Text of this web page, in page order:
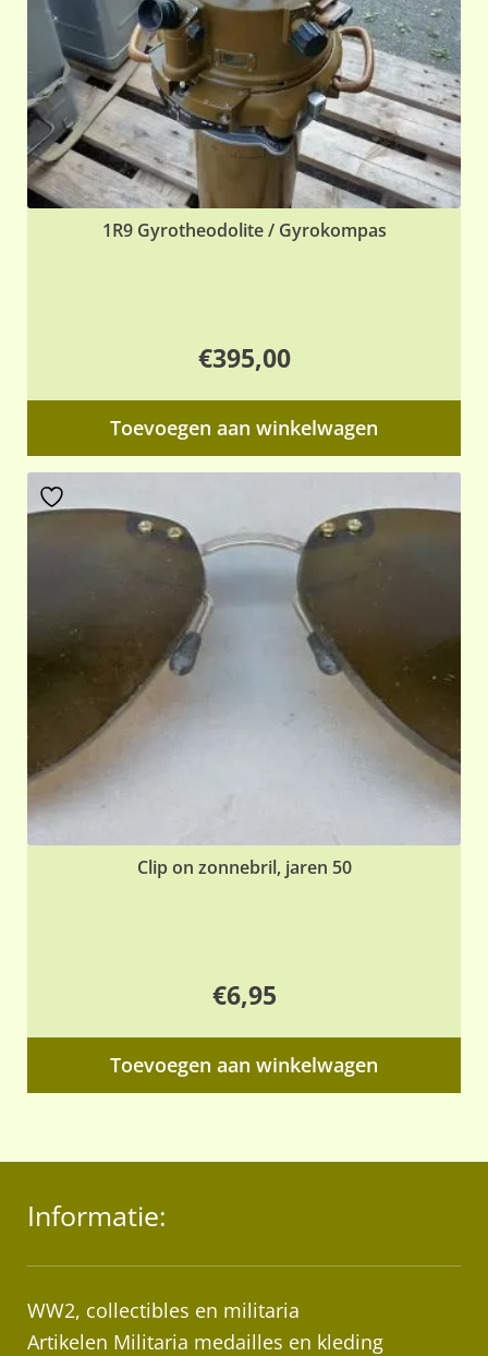
1R9 Gyrotheodolite / Gyrokompas
€395,00
Toevoegen aan winkelwagen
Clip on zonnebril, jaren 50
€6,95
Toevoegen aan winkelwagen
Informatie:
WW2, collectibles en militaria
Artikelen Militaria medailles en kleding